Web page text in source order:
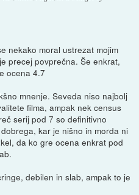
nekako moral ustrezat mojim
precej povprečna. Še enkrat,
ocena 4.7
mnenje. Seveda niso najbolj
filma, ampak nek census
serij pod 7 so definitivno
kar je nišno in morda ni
da ko gre ocena enkrat pod
debilen in slab, ampak to je